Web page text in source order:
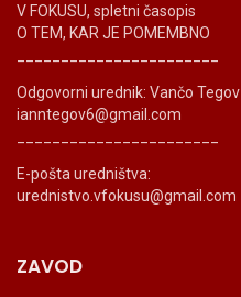
V FOKUSU, spletni časopis
O TEM, KAR JE POMEMBNO
Odgovorni urednik: Vančo Tegov
ianntegov6@gmail.com
E-pošta uredništva:
urednistvo.vfokusu@gmail.com
ZAVOD